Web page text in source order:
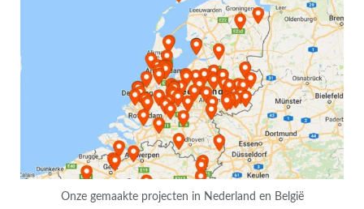
Onze gemaakte projecten in Nederland en België